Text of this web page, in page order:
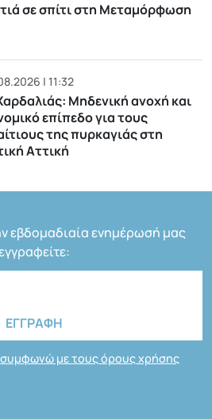
σε σπίτι στη Μεταμόρφωση
| 11:32
Μηδενική ανοχή και
επίπεδο για τους
της πυρκαγιάς στη
Αττική
εβδομαδιαία ενημέρωσή μας
συμφωνώ με τους όρους χρήσης